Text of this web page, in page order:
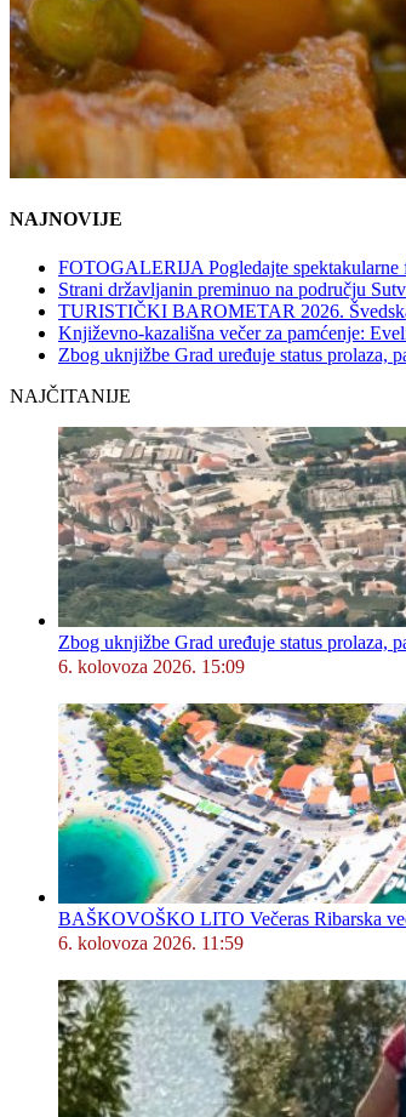
NAJNOVIJE
FOTOGALERIJA Pogledajte
Strani državljanin preminuo na području
TURISTIČKI BAROMETAR 2026.
Književno-kazališna večer za pamćenje:
Zbog uknjižbe Grad uređuje status prolaza,
NAJČITANIJE
Zbog uknjižbe Grad uređuje status prolaza,
6. kolovoza 2026. 15:09
BAŠKOVOŠKO LITO Večeras Ribarska
6. kolovoza 2026. 11:59